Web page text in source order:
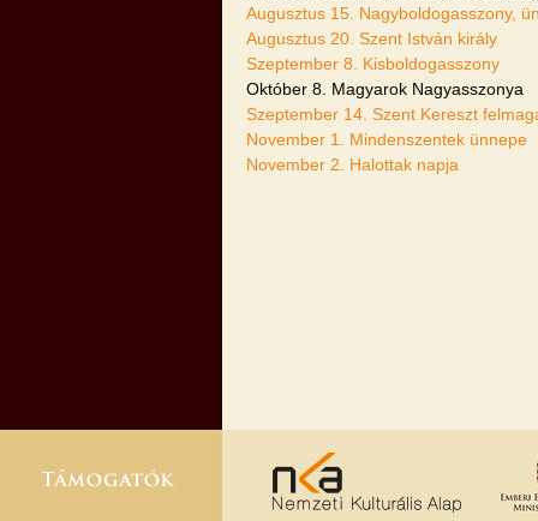
Augusztus 15. Nagyboldogasszony,
Augusztus 20. Szent István király
Szeptember 8. Kisboldogasszony
Október 8. Magyarok Nagyasszonya
Szeptember 14. Szent Kereszt
November 1. Mindenszentek ünnepe
November 2. Halottak napja